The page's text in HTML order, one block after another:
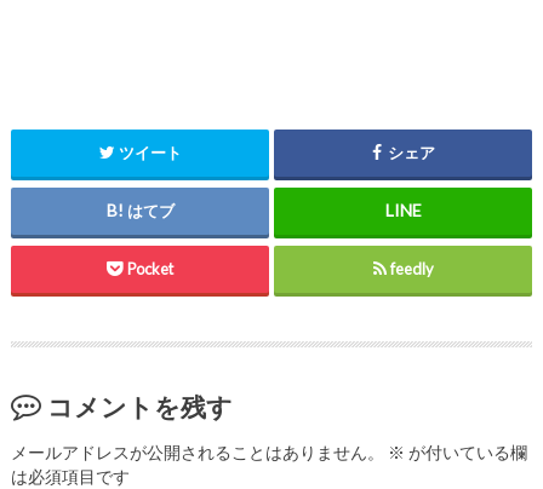
ツイート シェア
はてブ
Pocket feedly
コメントを残す
メールアドレスが公開されることはありません。 ※ が付いている欄
は必須項目です